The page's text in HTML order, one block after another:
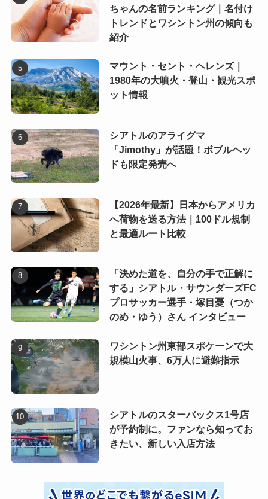
ちゃんの名前ランキング｜名付け
トレンドとワシントン州の傾向も
紹介
マウント・セント・ヘレンズ｜
1980年の大噴火・登山・観光スポ
ット情報
シアトルのアライグマ
「Jimothy」が話題！ボブルヘッ
ドも限定発売へ
【2026年最新】日本からアメリカ
へ荷物を送る方法｜100ドル規制
と最適ルート比較
「決めた道を、自分の手で正解に
する」シアトル・サウンダーズFC
プロサッカー選手・塚目憂（つか
のめ・ゆう）さん インタビュー
ワシントン州東部スポケーンで大
規模山火事、6万人に避難指示
シアトルのスターバックス1号店
が予約制に。ファンなら知ってお
きたい、新しい入店方法